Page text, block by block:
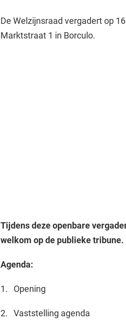
De Welzijnsraad vergadert op
Marktstraat 1 in Borculo.
Tijdens deze openbare
welkom op de publieke tribune.
Agenda:
1. Opening
2. Vaststelling agenda